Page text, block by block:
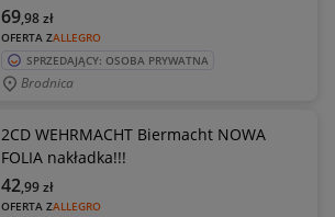
OFERTA ZALLEGRO
69,98zł
SPRZEDAJĄCY: OSOBA PRYWATNA
Brodnica
2CD WEHRMACHT Biermacht NOWA
FOLIA nakładka!!!
OFERTA ZALLEGRO
42,99zł